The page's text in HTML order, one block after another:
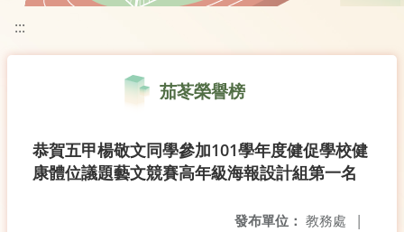
:::
茄苳榮譽榜
恭賀五甲楊敬文同學參加101學年度健促學校健
康體位議題藝文競賽高年級海報設計組第一名
發布單位： 教務處 |